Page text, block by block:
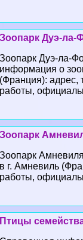
Зоопарк Дуэ-ла-
Зоопарк Дуэ-ла-
информация о
(Франция): адрес,
работы,
Зоопарк
Зоопарк
в г. Амневиль
работы,
Птицы